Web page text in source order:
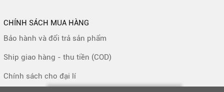
CHÍNH SÁCH MUA HÀNG
Bảo hành và đổi trả sản phẩm
Ship giao hàng - thu tiền (COD)
Chính sách cho đại lí